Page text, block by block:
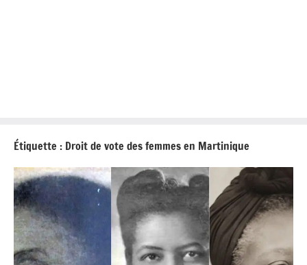
Étiquette : Droit de vote des femmes en Martinique